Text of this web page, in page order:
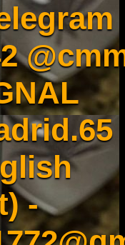
-